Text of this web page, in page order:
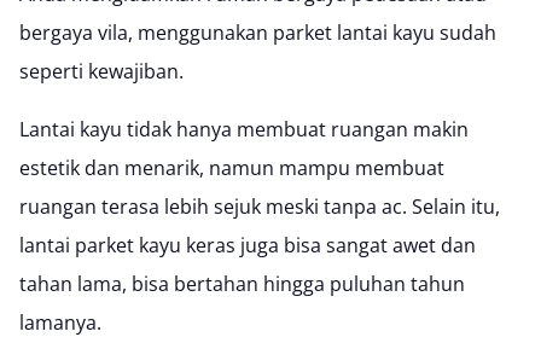
bergaya vila, menggunakan parket lantai kayu sudah
seperti kewajiban.
Lantai kayu tidak hanya membuat ruangan makin
estetik dan menarik, namun mampu membuat
ruangan terasa lebih sejuk meski tanpa ac. Selain itu,
lantai parket kayu keras juga bisa sangat awet dan
tahan lama, bisa bertahan hingga puluhan tahun
lamanya.